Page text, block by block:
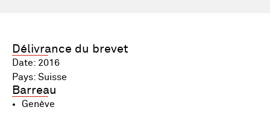
Délivrance du brevet
Date: 2016
Pays: Suisse
Barreau
Genève